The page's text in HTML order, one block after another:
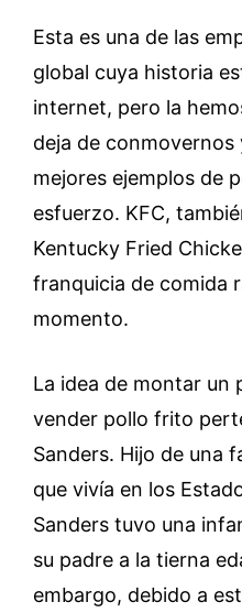
Esta es una de las
global cuya historia
internet, pero la
deja de conmovernos
mejores ejemplos de
esfuerzo. KFC,
Kentucky Fried
franquicia de comida
momento.
La idea de montar un
vender pollo frito
Sanders. Hijo de una
que vivía en los
Sanders tuvo una
su padre a la tierna
embargo, debido a